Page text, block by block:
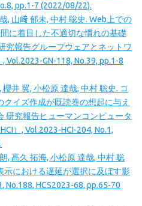
pp.1-7 (2022/08/22).
, 山﨑 郁未, 中村 聡史. Web上での
に着目した不適切な慣れの基礎
究報告グループウェアとネットワ
Vol.2023-GN-118, No.39, pp.1-8
櫻井 翼, 小松原 達哉, 中村 聡史. コ
クイズ作成が既読巻の想起に与え
研究報告ヒューマンコンピュータ
）, Vol.2023-HCI-204, No.1,
, 髙久 拓海, 小松原 達哉, 中村 聡
示における遅延が選択に及ぼす影
No.188, HCS2023-68, pp.65-70